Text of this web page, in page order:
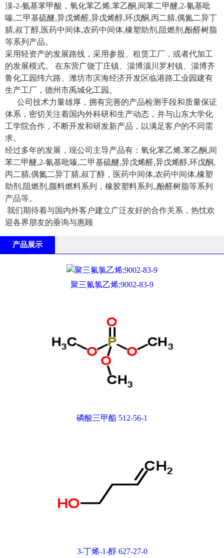
溴-2-氨基苯甲酸，氧化苯乙烯,苯乙酮,间苯二甲醚,2-氰基吡
嗪,二甲基硫醚,异戊烯醛,异戊烯醇,环戊酮,丙二腈,偶氮二异丁
腈,叔丁醇,医药中间体,农药中间体,橡塑助剂,阻燃剂,酚醛树脂
等系列产品。
采用轻资产的发展路线，采用参股、租赁工厂，或者代加工
的发展模式。 在东营广饶丁庄镇、淄博淄川罗村镇、淄博齐
鲁化工园纬六路、潍坊市滨海经济开发区临港路工业园建有
生产工厂，德州市禹城化工园。
公司技术力量雄厚，拥有完善的产品检测手段和质量保证
体系，密切关注着国内外科研和生产动态，并与山东大学化
工学院合作，不断开发和研发新产品，以满足客户的不同需
求。
经过多年的发展，现公司主导产品有：氧化苯乙烯,苯乙酮,间
苯二甲醚,2-氰基吡嗪,二甲基硫醚,异戊烯醛,异戊烯醇,环戊酮,
丙二腈,偶氮二异丁腈,叔丁醇，医药中间体,农药中间体,橡塑
助剂,阻燃剂,颜料燃料系列，橡胶塑料系列,,酚醛树脂等系列
产品等。
我们期待着与国内外客户建立广泛友好的合作关系，热忱欢
迎各界朋友的垂询与惠顾
产品展示
聚三氟氯乙烯;9002-83-9
磷酸三甲酯 512-56-1
3-丁烯-1-醇 627-27-0